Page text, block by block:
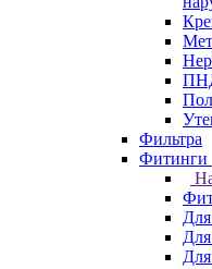
Фильтра
Фитинги